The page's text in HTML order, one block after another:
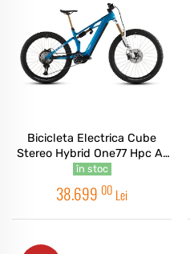
Bicicleta Electrica Cube
Stereo Hybrid One77 Hpc At
800 Actionteam 2026
în stoc
38.699 00 Lei